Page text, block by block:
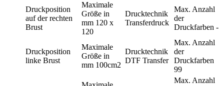
Druckposition
auf der rechten
Brust
Maximale
Größe in
mm 120 x
120
Drucktechnik
Transferdruck
Max. Anzahl
der
Druckfarben -
Druckposition
linke Brust
Maximale
Größe in
mm 100cm2
Drucktechnik
DTF Transfer
Max. Anzahl
der
Druckfarben
99
Max. Anzahl